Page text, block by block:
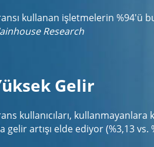
kullanan işletmelerin %94'ü
Research
Gelir
kullanıcıları, kullanmayanlara
gelir artışı elde ediyor (%3,13 vs.